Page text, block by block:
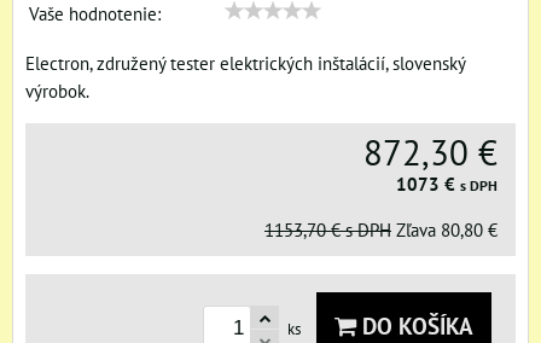
Vaše hodnotenie:
Electron, združený tester elektrických inštalácií, slovenský
výrobok.
872,30 €
1073 € s DPH
1153,70 € s DPH Zľava 80,80 €
ks DO KOŠÍKA